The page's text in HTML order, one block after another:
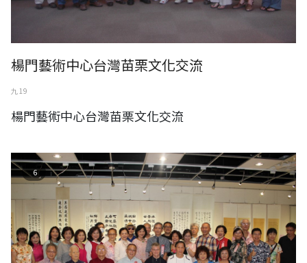
楊門藝術中心台灣苗栗文化交流
九 19
楊門藝術中心台灣苗栗文化交流
林欽商-墨緣小集聯展2022年8月
6